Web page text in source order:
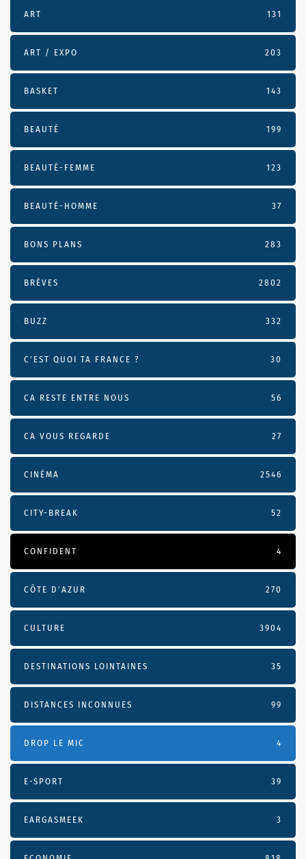
ART 131
ART / EXPO 203
BASKET 143
BEAUTÉ 199
BEAUTÉ-FEMME 123
BEAUTÉ-HOMME 37
BONS PLANS 283
BRÈVES 2802
BUZZ 332
C'EST QUOI TA FRANCE ? 30
CA RESTE ENTRE NOUS 56
CA VOUS REGARDE 27
CINÉMA 2546
CITY-BREAK 52
CONFIDENT 4
CÔTE D’AZUR 270
CULTURE 3904
DESTINATIONS LOINTAINES 35
DISTANCES INCONNUES 99
DROP LE MIC 4
E-SPORT 39
EARGASMEEK 3